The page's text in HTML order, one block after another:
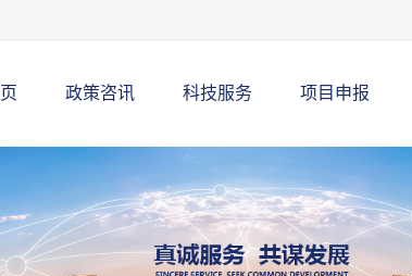
政策咨讯 科技服务 项目申报